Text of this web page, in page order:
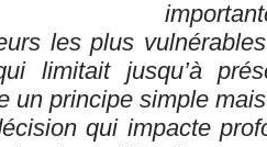
les plus
limitait jusqu’à
un principe simple
qui impacte